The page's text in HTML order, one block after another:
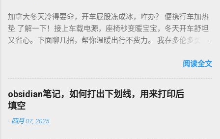
欧元搞定。华人微信群也有二手交易，20欧元能淘好货。 便携
咖啡磨豆机 让德国华人租房也能喝精品咖啡，赶紧试试，生活
更有味！
加拿大冬天冷得要命，开车屁股冻成冰，咋办？ 便携行车加热
垫 了解一下！接上车载电源，座椅秒变暖宝宝，冬天开车舒坦
又省心。下面聊几招，帮你温暖出行不费力。 我在多伦多买了
质，绒布的舒服又耐用，像Wagan、Comfier这些牌子，加热快
车座尺寸，通用款最省心。 用的时候简单到爆。插上车载
USB，5分钟座椅热乎乎，开长途都不冷。我在卡尔加里雪天开
车，加热垫开低档，20分钟省油又暖和。搭配个方向盘套，手
也不冻，安全又舒服。冬天停车后收好垫子，别让雪水弄湿，
阅读全文
obsidian笔记，如何打出下划线，用来打印后
填空
- 四月 07, 2025